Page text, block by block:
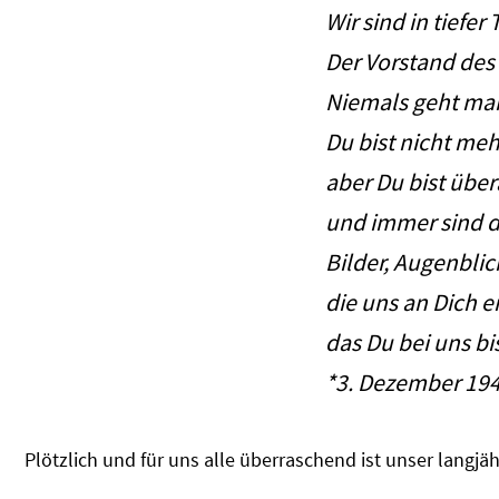
Wir sind in tiefer
Der Vorstand
Niemals geht
Du bist nicht
aber Du bist
und immer sind
Bilder,
die uns an Dich
das Du bei uns
*3. Dezember
Plötzlich und für uns alle überraschend ist unser